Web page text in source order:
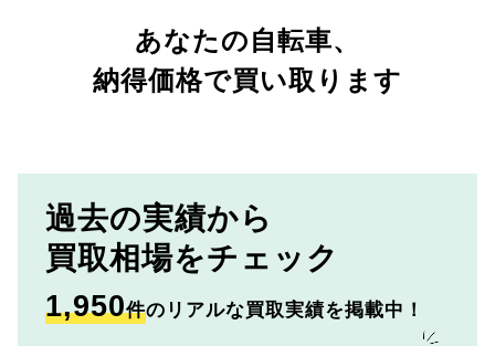
あなたの自転車、
納得価格で買い取ります
過去の実績から
買取相場をチェック
1,950件のリアルな買取実績を掲載中！